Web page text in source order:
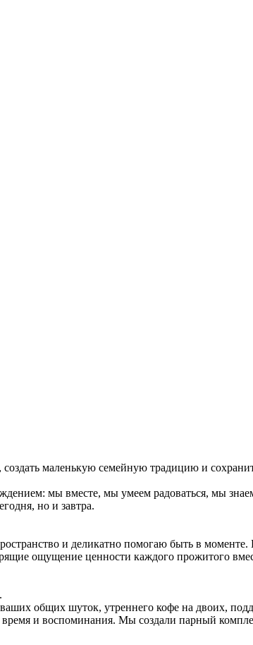
маленькую семейную традицию и
мы вместе, мы умеем радоваться, мы
но и завтра.
и деликатно помогаю быть в
ощущение ценности каждого прожитого
общих шуток, утреннего кофе на двоих,
и воспоминания. Мы создали парный